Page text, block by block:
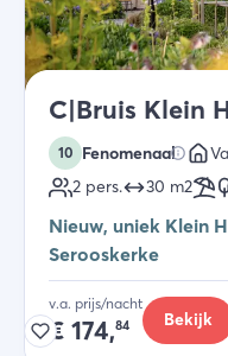
C|Bruis Klein
10 Fenomenaal
2 pers. 30 m2
Nieuw, uniek Klein
Serooskerke
v.a. prijs/nacht
€ 174,84 Bekijk